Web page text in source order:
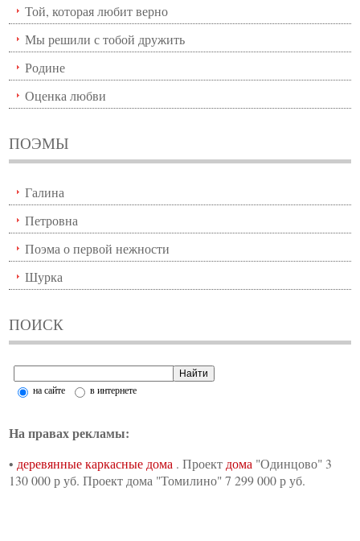
Той, которая любит верно
Мы решили с тобой дружить
Родине
Оценка любви
ПОЭМЫ
Галина
Петровна
Поэма о первой нежности
Шурка
ПОИСК
на сайте в интернете
На правах рекламы:
• деревянные каркасные дома . Проект дома "Одинцово" 3
130 000 р уб. Проект дома "Томилино" 7 299 000 р уб.